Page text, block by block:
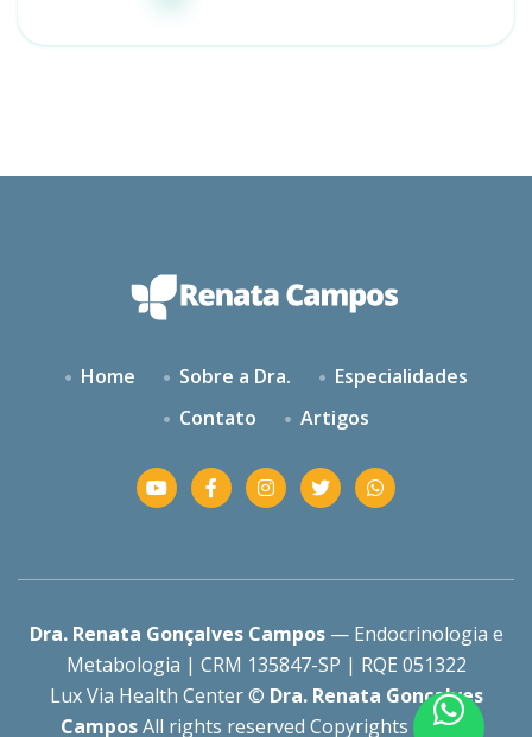
Home Sobre a Dra.
Especialidades
Contato
Artigos
Dra. Renata Gonçalves Campos— Endocrinologia e
Metabologia | CRM 135847-SP | RQE 051322
Lux Via Health Center © Dra. Renata Gonçalves
CamposAll rights reserved Copyrights 2025 |